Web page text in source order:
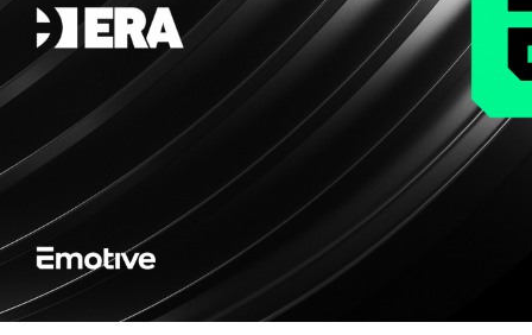
das
Emotive
ERA
Design